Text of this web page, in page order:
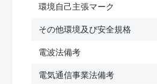
環境自己主張マーク
その他環境及び安全規格
電波法備考
電気通信事業法備考